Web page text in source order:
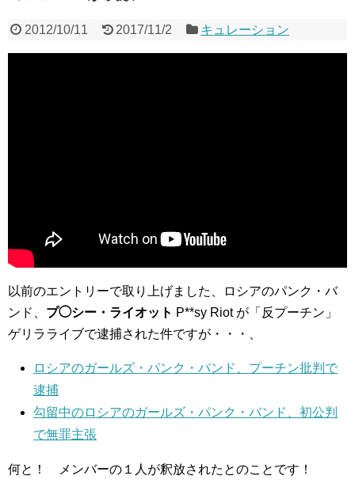
2012/10/11 2017/11/2 キュレーション
以前のエントリーで取り上げました、ロシアのパンク・バ
ンド、 プ◯シー・ライオット P**sy Riot が「反プーチン」
ゲリラライブで逮捕された件ですが・・・、
ロシアのガールズ・パンク・バンド、プーチン批判で
逮捕
勾留中のロシアのガールズ・パンク・バンド、初公判
で無罪主張
何と！ メンバーの１人が釈放されたとのことです！